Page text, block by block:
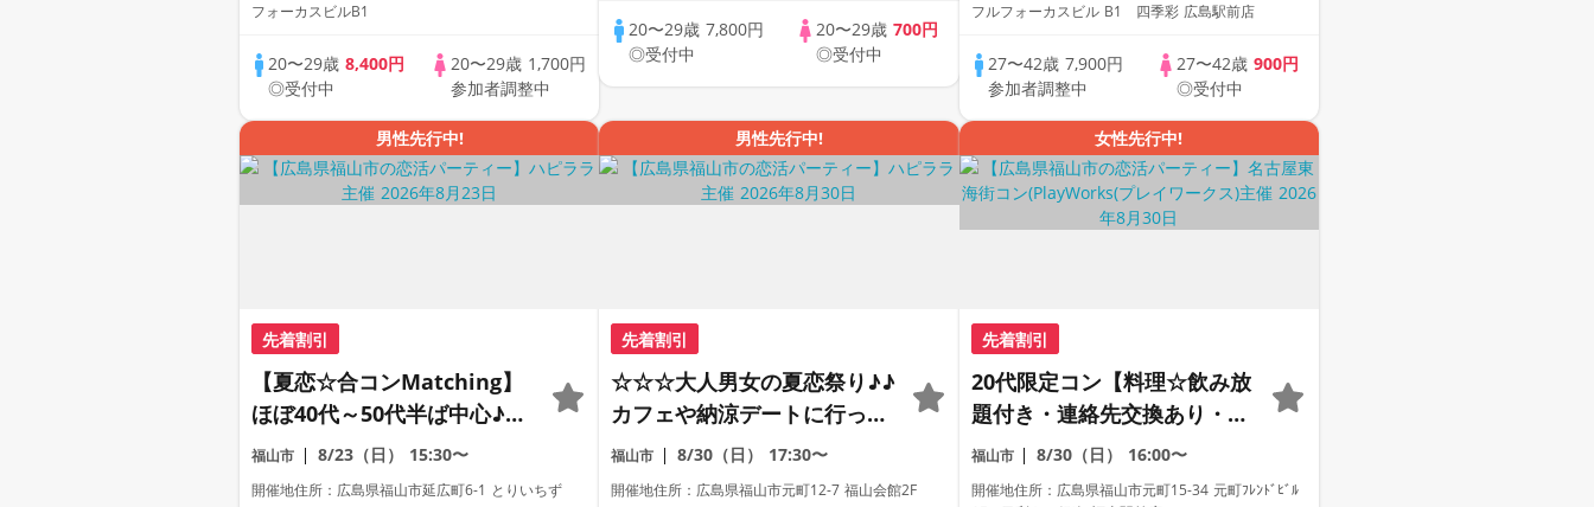
フォーカスビルB1
20〜29歳8,400円
◎受付中
20〜29歳 1,700円
参加者調整中
20〜29歳 7,800円
◎受付中
20〜29歳700円
◎受付中
フルフォーカスビル B1 四季彩 広島駅前店
27〜42歳7,900円
参加者調整中
27〜42歳 900円
◎受付中
男性先行中!
先着割引
【夏恋☆合コンMatching】
ほぼ40代～50代半ば中心♪♪
夏を楽しむ大人のカジュアル
恋活♪♪ お友達から仲良くな
福山市 8/23（日） 15:30〜
開催地住所：広島県福山市延広町6-1 とりいちず
男性先行中!
先着割引
☆☆☆大人男女の夏恋祭り♪♪
カフェや納涼デートに行って
みたい♪♪☆☆☆ほぼ40代～
50代半ば中心♪♪そろそ
福山市 8/30（日） 17:30〜
開催地住所：広島県福山市元町12-7 福山会館2F
女性先行中!
先着割引
20代限定コン【料理☆飲み放
題付き・連絡先交換あり・完
全着席型】１名参加多数・初
参加も大歓迎☆プレイワーク
福山市 8/30（日） 16:00〜
開催地住所：広島県福山市元町15-34 元町ﾌﾚﾝﾄﾞﾋﾞﾙ